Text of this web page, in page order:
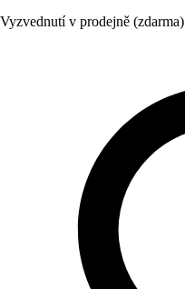
Vyzvednutí v prodejně (zdarma)